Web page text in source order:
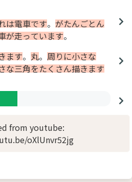
は電車です。 がたんごとん
が走っています。
ます。 丸。 周りに小さな
な三角をたくさん描きます
from youtube:
oXlUnvr52jg